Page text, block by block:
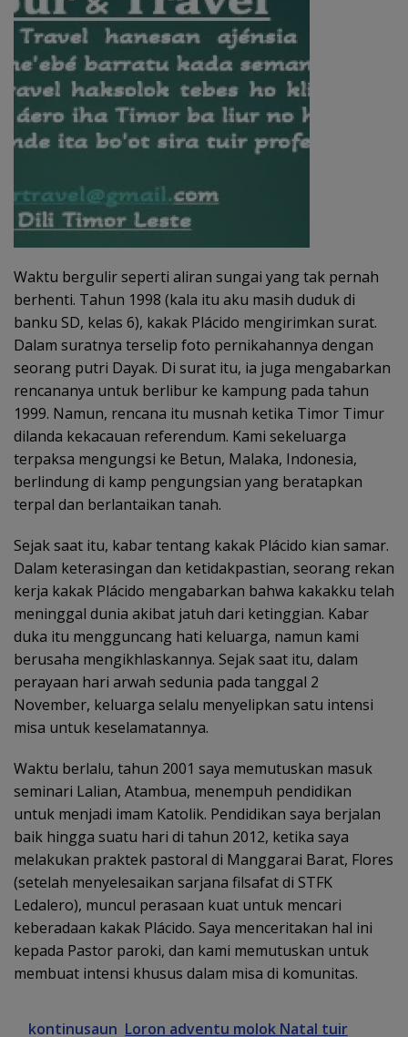
Waktu bergulir seperti aliran sungai yang tak pernah
berhenti. Tahun 1998 (kala itu aku masih duduk di
banku SD, kelas 6), kakak Plácido mengirimkan surat.
Dalam suratnya terselip foto pernikahannya dengan
seorang putri Dayak. Di surat itu, ia juga mengabarkan
rencananya untuk berlibur ke kampung pada tahun
1999. Namun, rencana itu musnah ketika Timor Timur
dilanda kekacauan referendum. Kami sekeluarga
terpaksa mengungsi ke Betun, Malaka, Indonesia,
berlindung di kamp pengungsian yang beratapkan
terpal dan berlantaikan tanah.
Sejak saat itu, kabar tentang kakak Plácido kian samar.
Dalam keterasingan dan ketidakpastian, seorang rekan
kerja kakak Plácido mengabarkan bahwa kakakku telah
meninggal dunia akibat jatuh dari ketinggian. Kabar
duka itu mengguncang hati keluarga, namun kami
berusaha mengikhlaskannya. Sejak saat itu, dalam
perayaan hari arwah sedunia pada tanggal 2
November, keluarga selalu menyelipkan satu intensi
misa untuk keselamatannya.
Waktu berlalu, tahun 2001 saya memutuskan masuk
seminari Lalian, Atambua, menempuh pendidikan
untuk menjadi imam Katolik. Pendidikan saya berjalan
baik hingga suatu hari di tahun 2012, ketika saya
melakukan praktek pastoral di Manggarai Barat, Flores
(setelah menyelesaikan sarjana filsafat di STFK
Ledalero), muncul perasaan kuat untuk mencari
keberadaan kakak Plácido. Saya menceritakan hal ini
kepada Pastor paroki, dan kami memutuskan untuk
membuat intensi khusus dalam misa di komunitas.
kontinusaun Loron adventu molok Natal tuir